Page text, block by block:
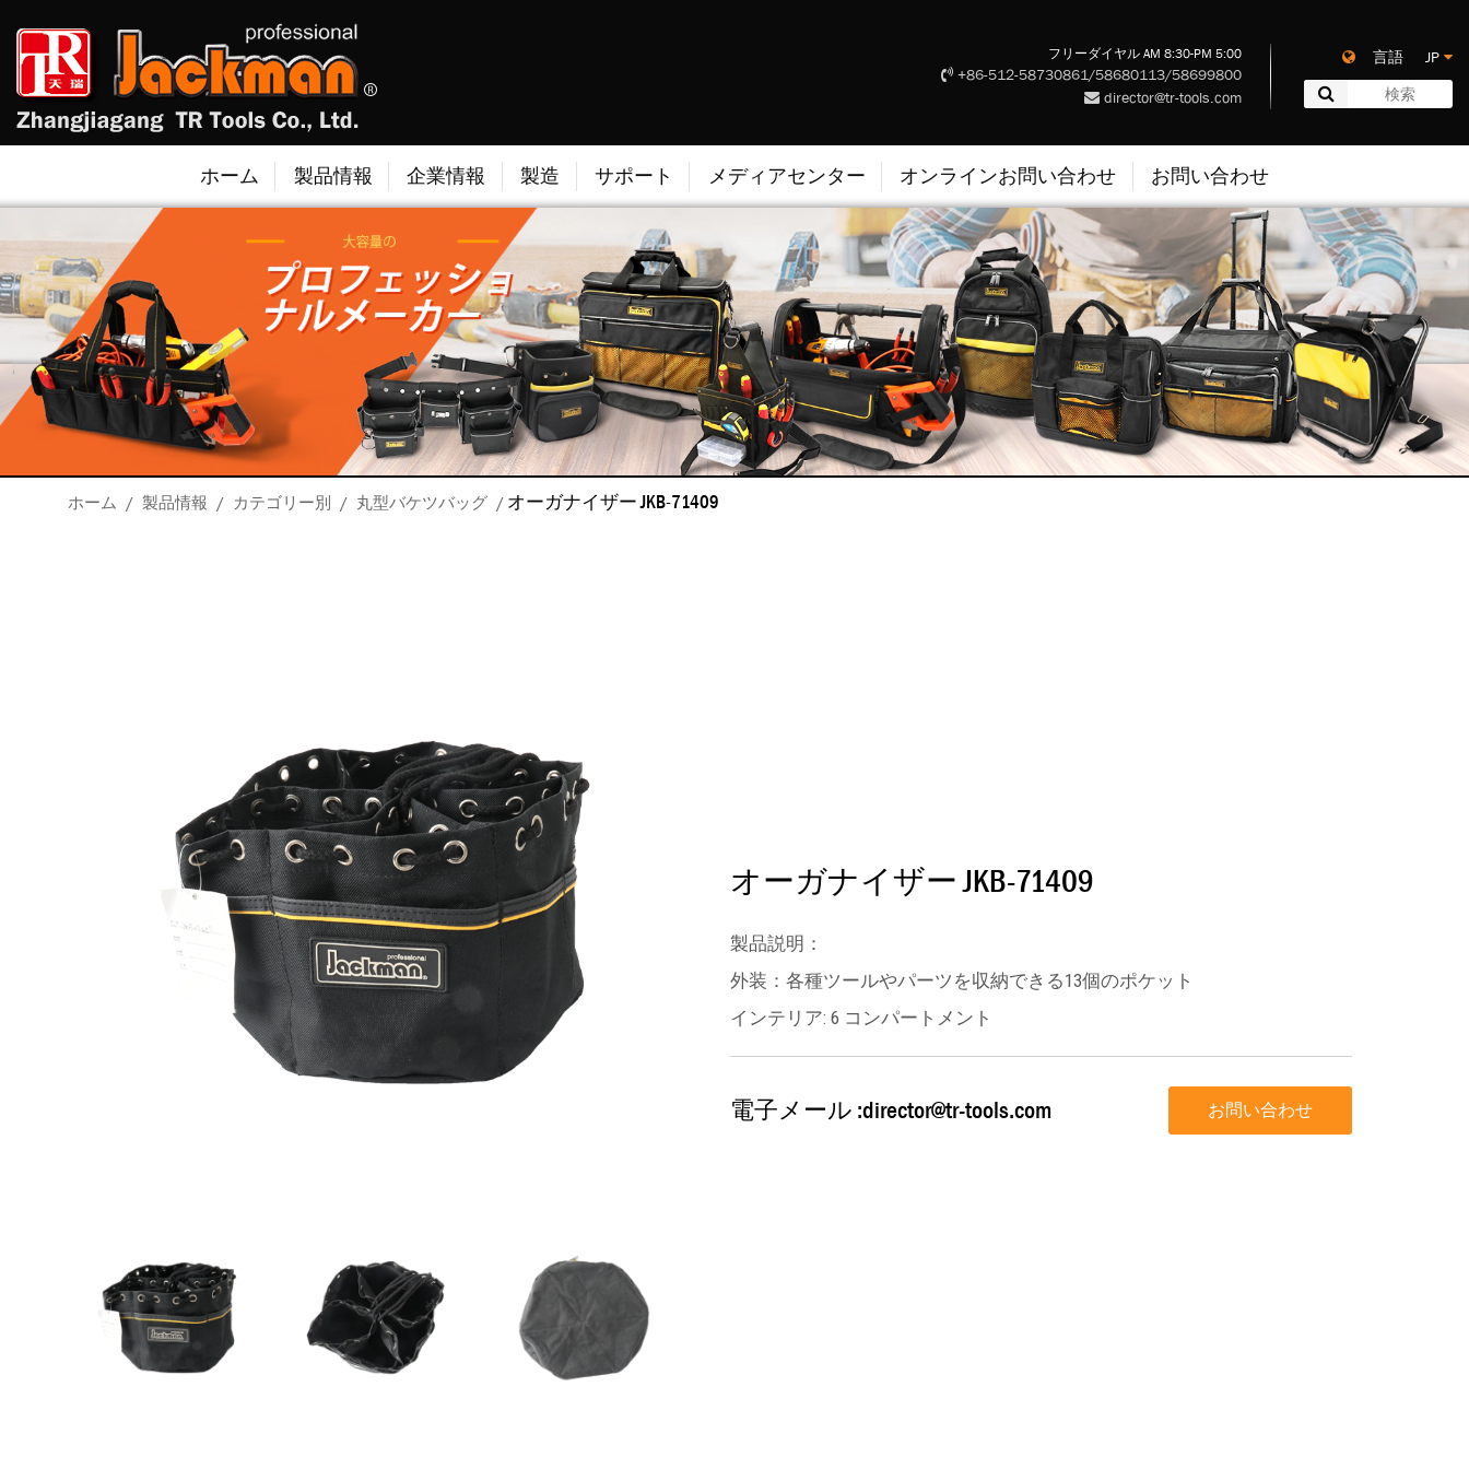
フリーダイヤル AM 8:30-PM 5:00
+86-512-58730861/58680113/58699800
director@tr-tools.com
言語 JP
ホーム 製品情報 企業情報 製造 サポート メディアセンター オンラインお問い合わせ お問い合わせ
ホーム / 製品情報 / カテゴリー別 / 丸型バケツバッグ / オーガナイザー JKB-71409
オーガナイザー JKB-71409
製品説明：
外装：各種ツールやパーツを収納できる13個のポケット
インテリア: 6 コンパートメント
電子メール :director@tr-tools.com お問い合わせ